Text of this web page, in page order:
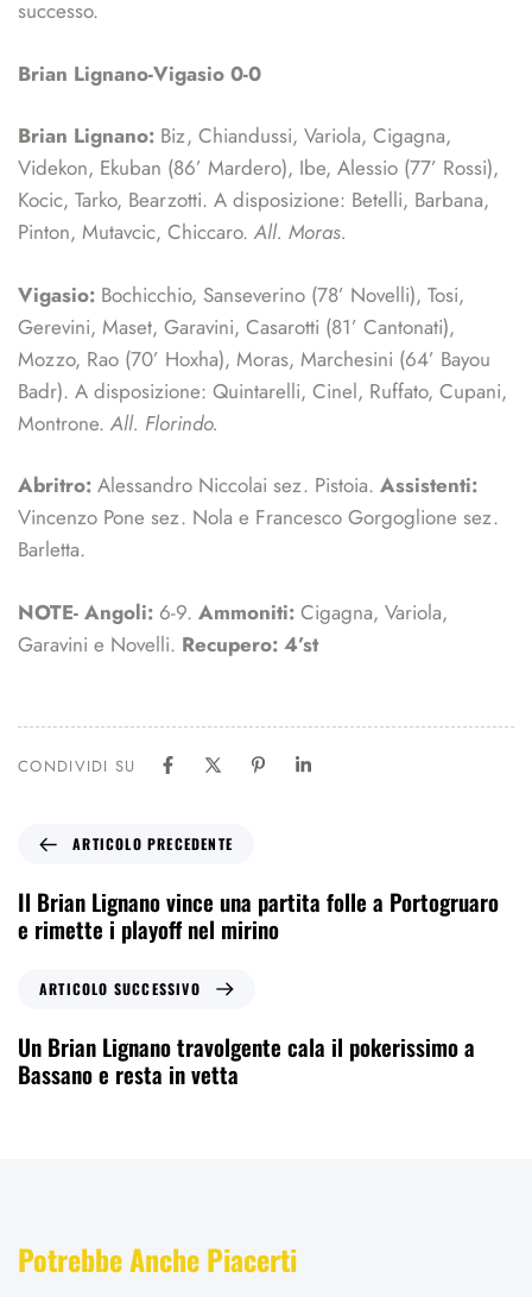
successo.
Brian Lignano-Vigasio 0-0
Brian Lignano: Biz, Chiandussi, Variola, Cigagna,
Videkon, Ekuban (86’ Mardero), Ibe, Alessio (77’ Rossi),
Kocic, Tarko, Bearzotti. A disposizione: Betelli, Barbana,
Pinton, Mutavcic, Chiccaro. All. Moras.
Vigasio: Bochicchio, Sanseverino (78’ Novelli), Tosi,
Gerevini, Maset, Garavini, Casarotti (81’ Cantonati),
Mozzo, Rao (70’ Hoxha), Moras, Marchesini (64’ Bayou
Badr). A disposizione: Quintarelli, Cinel, Ruffato, Cupani,
Montrone. All. Florindo.
Abritro: Alessandro Niccolai sez. Pistoia. Assistenti:
Vincenzo Pone sez. Nola e Francesco Gorgoglione sez.
Barletta.
NOTE- Angoli: 6-9. Ammoniti: Cigagna, Variola,
Garavini e Novelli. Recupero: 4’st
CONDIVIDI SU
ARTICOLO PRECEDENTE
Il Brian Lignano vince una partita folle a Portogruaro
e rimette i playoff nel mirino
ARTICOLO SUCCESSIVO
Un Brian Lignano travolgente cala il pokerissimo a
Bassano e resta in vetta
Potrebbe Anche Piacerti